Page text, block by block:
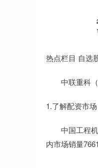
热点栏目 自选
中联重科（
1.了解配资市
中国工程机
内市场销量